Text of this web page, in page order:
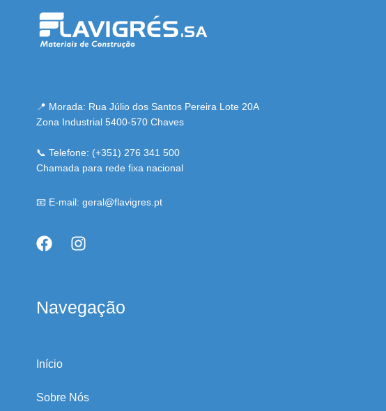
📍 Morada: Rua Júlio dos Santos Pereira Lote 20A
Zona Industrial 5400-570 Chaves
📞 Telefone: (+351) 276 341 500
Chamada para rede fixa nacional
📧 E-mail: geral@flavigres.pt
Navegação
Início
Sobre Nós